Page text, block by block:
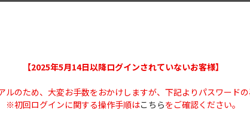
【2025年5月14日以降ログインされていないお客様】
ルのため、大変お手数をおかけしますが、下記よりパスワードの
※初回ログインに関する操作手順はこちらをご確認ください。